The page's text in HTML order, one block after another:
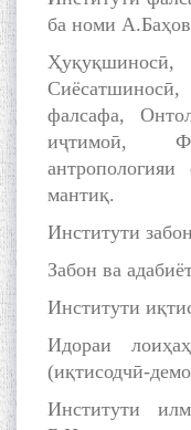
ба номи
фалсафа,
иҷтимоӣ,
мантиқ.
Институти
Забон ва
Институти
Идораи
(иқтисодчӣ-
Институти